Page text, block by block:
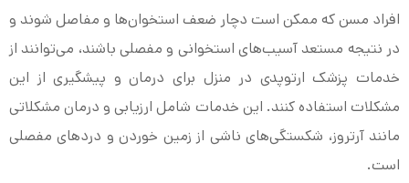
افراد مسن که ممکن است دچار ضعف استخوان‌ها و مفاصل شوند و
در نتیجه مستعد آسیب‌های استخوانی و مفصلی باشند، می‌توانند از
خدمات پزشک ارتوپدی در منزل برای درمان و پیشگیری از این
مشکلات استفاده کنند. این خدمات شامل ارزیابی و درمان مشکلاتی
مانند آرتروز، شکستگی‌های ناشی از زمین خوردن و دردهای مفصلی
است.